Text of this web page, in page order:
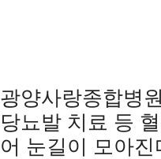
광양사랑종합병
당뇨발 치료 등
어 눈길이 모아진